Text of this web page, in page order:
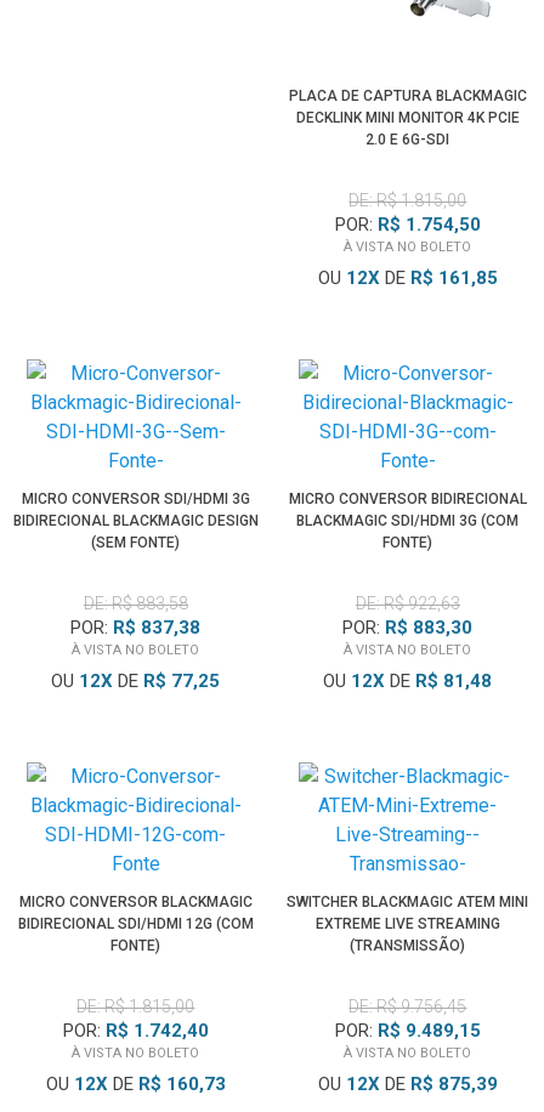
PLACA DE CAPTURA BLACKMAGIC
DECKLINK MINI MONITOR 4K PCIE
2.0 E 6G-SDI
DE: R$ 1.815,00
POR: R$ 1.754,50
À VISTA NO BOLETO
OU 12XDE R$ 161,85
MICRO CONVERSOR SDI/HDMI 3G
BIDIRECIONAL BLACKMAGIC DESIGN
(SEM FONTE)
DE: R$ 883,58
POR: R$ 837,38
À VISTA NO BOLETO
OU 12X DE R$ 77,25
MICRO CONVERSOR BIDIRECIONAL
BLACKMAGIC SDI/HDMI 3G (COM
FONTE)
DE: R$ 922,63
POR: R$ 883,30
À VISTA NO BOLETO
OU 12X DE R$ 81,48
MICRO CONVERSOR BLACKMAGIC
BIDIRECIONAL SDI/HDMI 12G (COM
FONTE)
DE: R$ 1.815,00
POR: R$ 1.742,40
À VISTA NO BOLETO
OU 12XDE R$ 160,73
SWITCHER BLACKMAGIC ATEM MINI
EXTREME LIVE STREAMING
(TRANSMISSÃO)
DE: R$ 9.756,45
POR: R$ 9.489,15
À VISTA NO BOLETO
OU 12XDE R$ 875,39